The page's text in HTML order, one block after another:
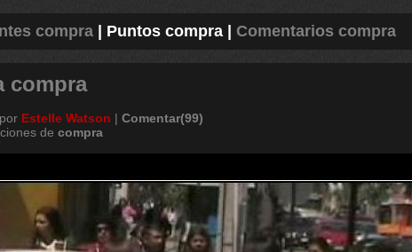
compra Puntos compra Comentarios compra
compra
por Estelle Watson | Comentar(99)
de compra